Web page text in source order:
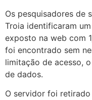
Os pesquisadores de
Troia identificaram
exposto na web com
foi encontrado sem
limitação de acesso,
de dados.
O servidor foi retirado